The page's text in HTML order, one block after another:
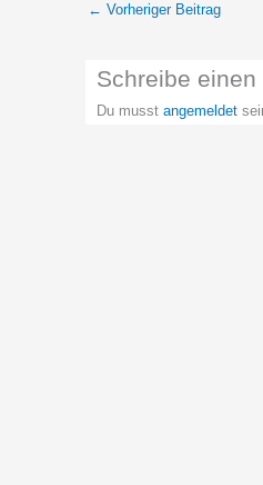
← Vorheriger Beitrag
Schreibe
Du musst angemeldet